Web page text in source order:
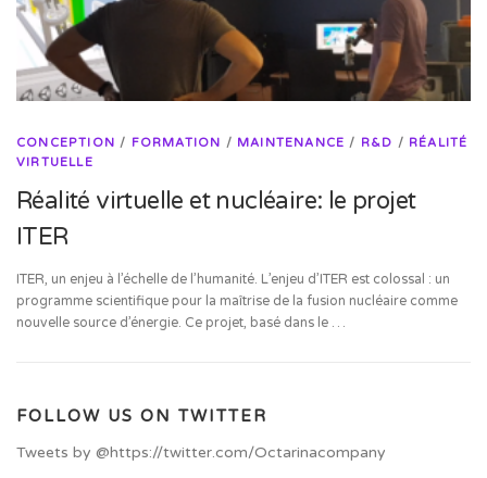
CONCEPTION / FORMATION / MAINTENANCE / R&D / RÉALITÉ
VIRTUELLE
Réalité virtuelle et nucléaire: le projet
ITER
ITER, un enjeu à l’échelle de l’humanité. L’enjeu d’ITER est colossal : un
programme scientifique pour la maîtrise de la fusion nucléaire comme
nouvelle source d’énergie. Ce projet, basé dans le …
FOLLOW US ON TWITTER
Tweets by @https://twitter.com/Octarinacompany